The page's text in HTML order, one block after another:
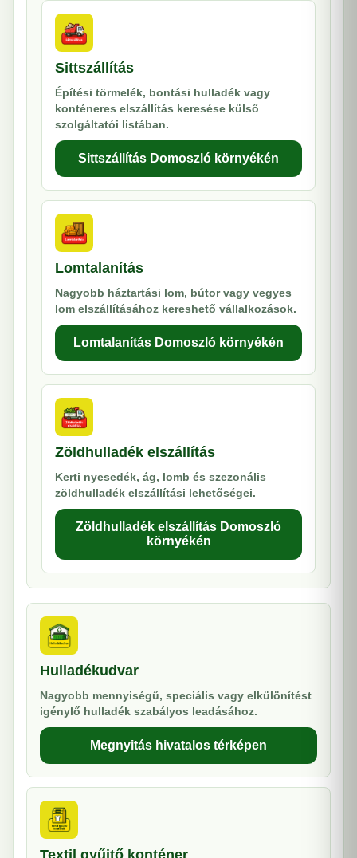
Sittszállítás
Építési törmelék, bontási hulladék vagy
konténeres elszállítás keresése külső
szolgáltatói listában.
Sittszállítás Domoszló környékén
Lomtalanítás
Nagyobb háztartási lom, bútor vagy vegyes
lom elszállításához kereshető vállalkozások.
Lomtalanítás Domoszló környékén
Zöldhulladék elszállítás
Kerti nyesedék, ág, lomb és szezonális
zöldhulladék elszállítási lehetőségei.
Zöldhulladék elszállítás Domoszló
környékén
Hulladékudvar
Nagyobb mennyiségű, speciális vagy elkülönítést
igénylő hulladék szabályos leadásához.
Megnyitás hivatalos térképen
Textil gyűjtő konténer